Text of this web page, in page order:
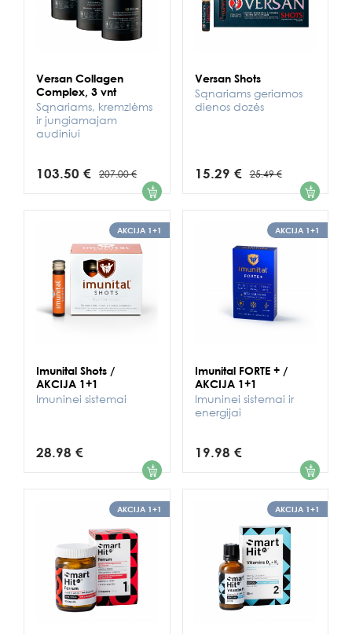
Versan Collagen
Complex, 3 vnt
Sąnariams, kremzlėms
ir jungiamajam
audiniui
103.50 € 207.00 € 1
Versan Shots
Sąnariams geriamos
dienos dozės
15.29 € 25.49 € 1
AKCIJA 1+1
Imunital Shots /
AKCIJA 1+1
Imuninei sistemai
28.98 € 1
AKCIJA 1+1
Imunital FORTE + /
AKCIJA 1+1
Imuninei sistemai ir
energijai
19.98 € 1
AKCIJA 1+1 AKCIJA 1+1